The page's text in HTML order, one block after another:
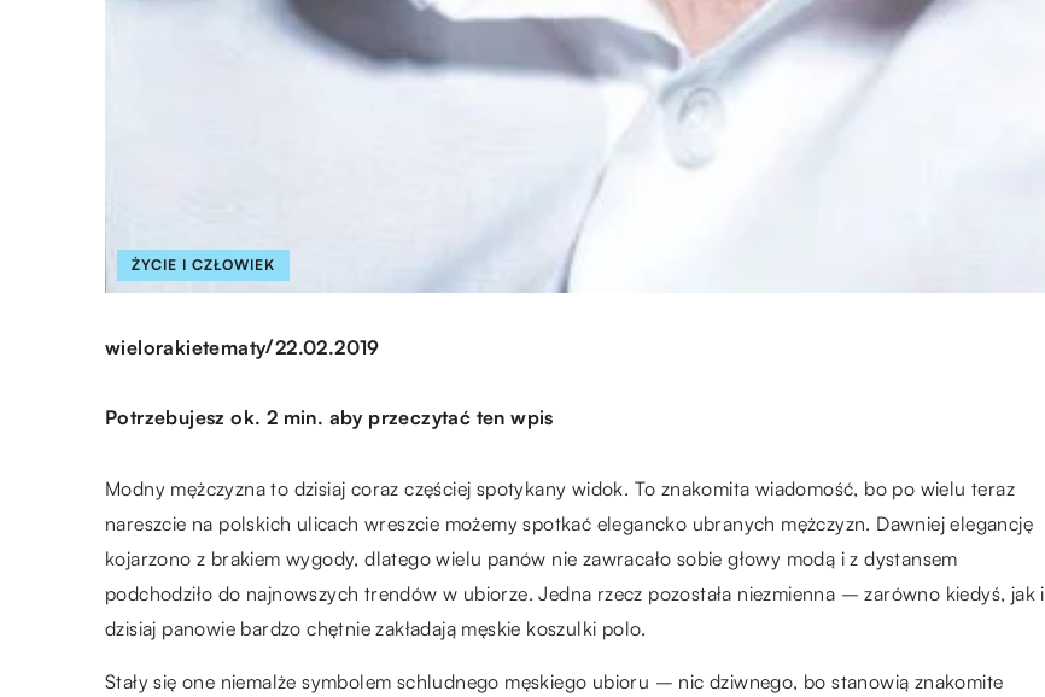
ŻYCIE I CZŁOWIEK
wielorakietematy/22.02.2019
Potrzebujesz ok. 2 min. aby przeczytać ten wpis
Modny mężczyzna to dzisiaj coraz częściej spotykany widok. To znakomita wiadomość, bo po wielu teraz
nareszcie na polskich ulicach wreszcie możemy spotkać elegancko ubranych mężczyzn. Dawniej elegancję
kojarzono z brakiem wygody, dlatego wielu panów nie zawracało sobie głowy modą i z dystansem
podchodziło do najnowszych trendów w ubiorze. Jedna rzecz pozostała niezmienna – zarówno kiedyś, jak i
dzisiaj panowie bardzo chętnie zakładają męskie koszulki polo.
Stały się one niemalże symbolem schludnego męskiego ubioru – nic dziwnego, bo stanowią znakomite